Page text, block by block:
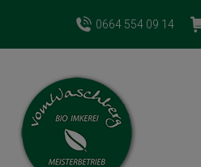
0664 554 09 14